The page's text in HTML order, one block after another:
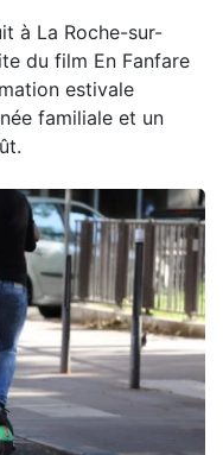
à La Roche-sur-
du film En Fanfare
estivale
familiale et un